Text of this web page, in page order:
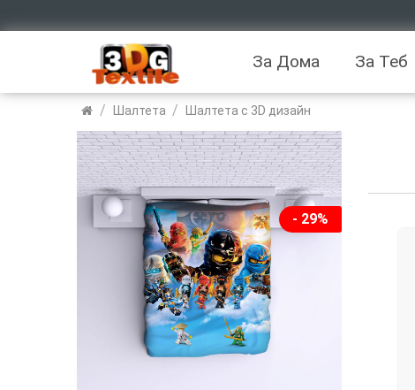
За Дома За Теб
/ Шалтета / Шалтета с 3D дизайн
- 29%